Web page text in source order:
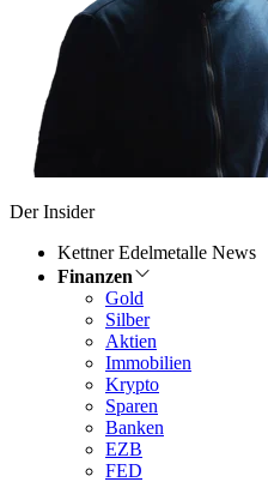
Der Insider
Kettner Edelmetalle News
Finanzen
Gold
Silber
Aktien
Immobilien
Krypto
Sparen
Banken
EZB
FED